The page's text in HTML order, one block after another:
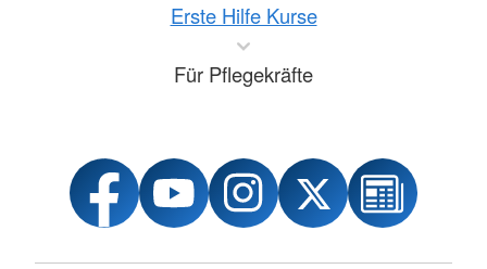
Erste Hilfe Kurse
Für Pflegekräfte